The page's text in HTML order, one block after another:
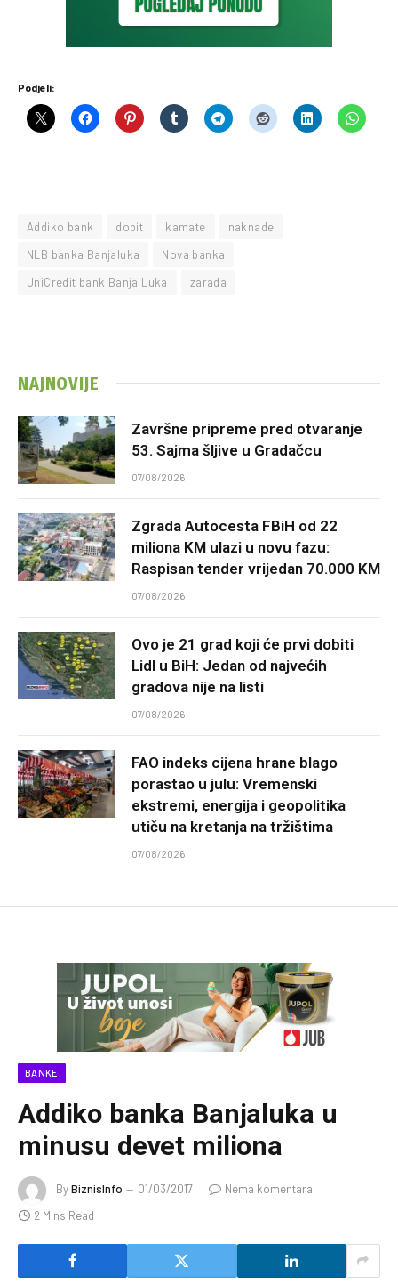
Podjeli:
Addiko bank dobit kamate
naknade
NLB banka Banjaluka
Nova banka
UniCredit bank Banja Luka
zarada
NAJNOVIJE
Završne pripreme pred otvaranje
53. Sajma šljive u Gradačcu
07/08/2026
Zgrada Autocesta FBiH od 22
miliona KM ulazi u novu fazu:
Raspisan tender vrijedan 70.000 KM
07/08/2026
Ovo je 21 grad koji će prvi dobiti
Lidl u BiH: Jedan od najvećih
gradova nije na listi
07/08/2026
FAO indeks cijena hrane blago
porastao u julu: Vremenski
ekstremi, energija i geopolitika
utiču na kretanja na tržištima
07/08/2026
BANKE
Addiko banka Banjaluka u
minusu devet miliona
ByBiznisInfo 01/03/2017
Nema komentara
2 Mins Read